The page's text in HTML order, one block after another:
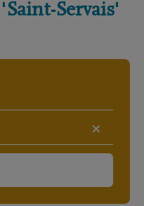
'Saint-Servais'
×